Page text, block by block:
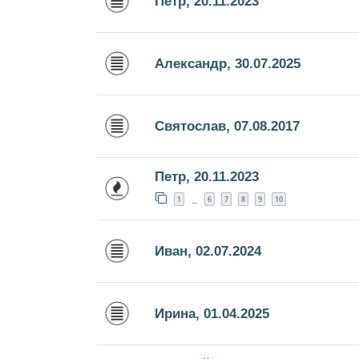
Александр, 30.07.2025
Святослав, 07.08.2017
Петр, 20.11.2023
1 6 7 8 9 10
Иван, 02.07.2024
Ирина, 01.04.2025